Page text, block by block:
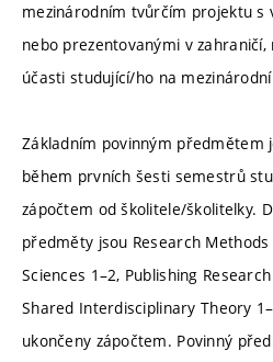
mezinárodním tvůrčím projektu s
nebo prezentovanými v
účasti studující/ho na
Základním povinným předmětem
během prvních šesti semestrů
zápočtem od školitele/školitelky.
předměty jsou Research
Sciences 1–2, Publishing
Shared Interdisciplinary Theory
ukončeny zápočtem. Povinný